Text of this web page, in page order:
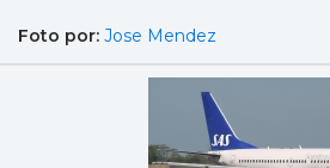
Foto por: Jose Mendez